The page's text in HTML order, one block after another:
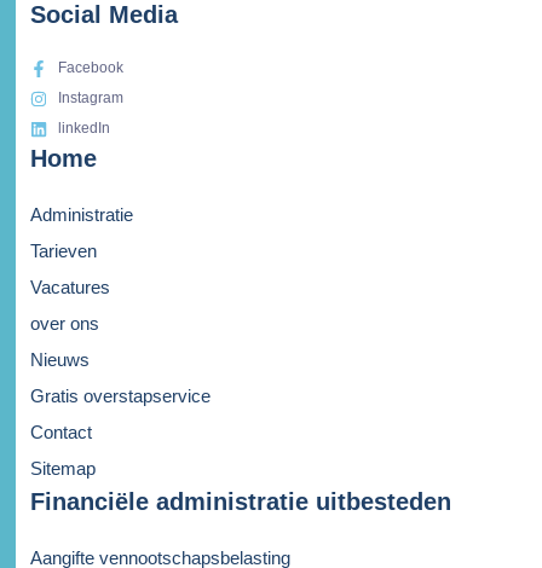
Social Media
Facebook
Instagram
linkedIn
Home
Administratie
Tarieven
Vacatures
over ons
Nieuws
Gratis overstapservice
Contact
Sitemap
Financiële administratie uitbesteden
Aangifte vennootschapsbelasting